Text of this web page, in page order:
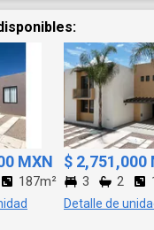
ceiba y otras plantas
espacios del
un cuarto
Equipada con
Cocina con
Tinaco Boiler
El Ramonal, Cancún,
El Ramonal es
minutos en coche o
al aeropuerto y al
del Caribe y del
MXN
187m²
$ 2,751,000
3 2
Detalle de